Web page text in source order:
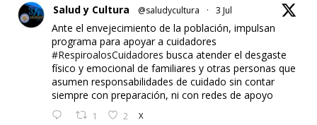
Salud y Cultura @saludycultura · 3 Jul
Ante el envejecimiento de la población, impulsan
programa para apoyar a cuidadores
#RespiroalosCuidadores busca atender el desgaste
físico y emocional de familiares y otras personas que
asumen responsabilidades de cuidado sin contar
siempre con preparación, ni con redes de apoyo
1 2 X